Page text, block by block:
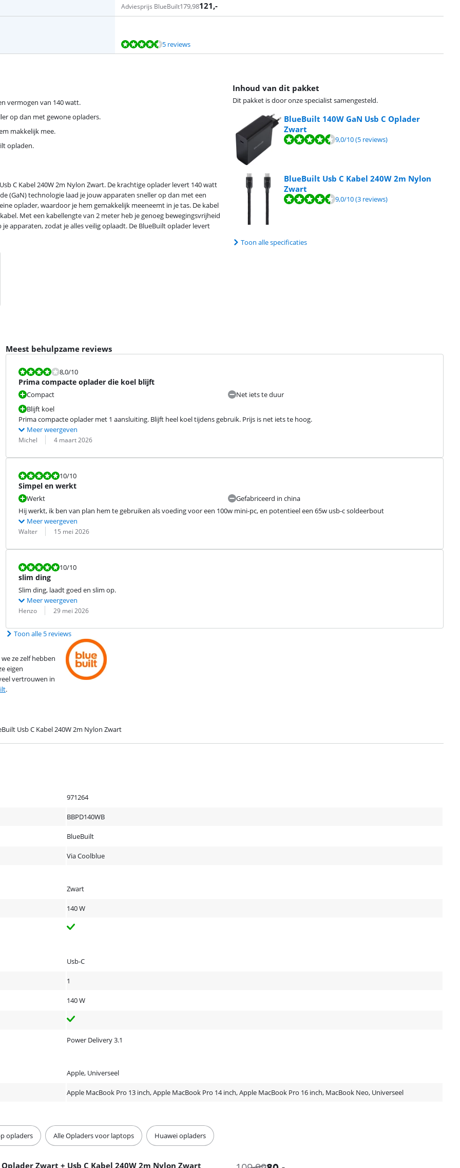
Adviesprijs BlueBuilt179,98121,-
5 reviews
Inhoud van dit pakket
Dit pakket is door onze specialist samengesteld.
BlueBuilt 140W GaN Usb C Oplader
Zwart
9,0/10(5 reviews)
BlueBuilt Usb C Kabel 240W 2m Nylon
Zwart
9,0/10(3 reviews)
Toon alle specificaties
vermogen van 140 watt.
op dan met gewone opladers.
makkelijk mee.
opladen.
C Kabel 240W 2m Nylon Zwart. De krachtige oplader levert 140 watt
(GaN) technologie laad je jouw apparaten sneller op dan met een
oplader, waardoor je hem gemakkelijk meeneemt in je tas. De kabel
Met een kabellengte van 2 meter heb je genoeg bewegingsvrijheid
apparaten, zodat je alles veilig oplaadt. De BlueBuilt oplader levert
Meest behulpzame reviews
Beoordeling is 8,0 van de 10.
8,0/10
Prima compacte oplader die koel blijft
Compact
Blijft koel
Net iets te duur
Prima compacte oplader met 1 aansluiting. Blijft heel koel tijdens gebruik. Prijs is net iets te hoog.
Meer weergeven
Beoordeling door:
Michel
Datum: 4 maart 2026
Beoordeling is 10 van de 10.
10/10
Simpel en werkt
Werkt
Gefabriceerd in china
Hij werkt, ik ben van plan hem te gebruiken als voeding voor een 100w mini-pc, en potentieel een 65w usb-c soldeerbout
Meer weergeven
Beoordeling door:
Walter
Datum: 15 mei 2026
Beoordeling is 10 van de 10.
10/10
slim ding
Slim ding, laadt goed en slim op.
Meer weergeven
Beoordeling door:
Henzo
Datum: 29 mei 2026
Toon alle 5 reviews
ze zelf hebben
eigen
vertrouwen in
.
Usb C Kabel 240W 2m Nylon Zwart
971264
BBPD140WB
BlueBuilt
Via Coolblue
Zwart
140 W
Usb-C
1
140 W
Power Delivery 3.1
Apple, Universeel
Apple MacBook Pro 13 inch, Apple MacBook Pro 14 inch, Apple MacBook Pro 16 inch, MacBook Neo, Universeel
opladers Alle Opladers voor laptops Huawei opladers
Zwart + Usb C Kabel 240W 2m Nylon Zwart